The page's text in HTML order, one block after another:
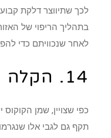
לכך שתיווצר דלקת
בתהליך הריפוי של
לאחר שנכוויתם כדי
14. הקלה על כוויות שמש
כפי שצויין, שמן הקוקוס
תקף גם לגבי אלו